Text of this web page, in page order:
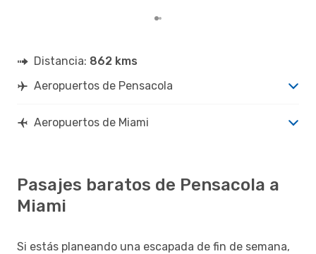
Distancia: 862 kms
Aeropuertos de Pensacola
Aeropuertos de Miami
Pasajes baratos de Pensacola a
Miami
Si estás planeando una escapada de fin de semana,